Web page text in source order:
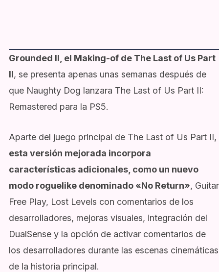
Grounded II, el Making-of de The Last of Us Part
II, se presenta apenas unas semanas después de
que Naughty Dog lanzara The Last of Us Part II:
Remastered para la PS5.
Aparte del juego principal de The Last of Us Part II,
esta versión mejorada incorpora
características adicionales, como un nuevo
modo roguelike denominado «No Return», Guitar
Free Play, Lost Levels con comentarios de los
desarrolladores, mejoras visuales, integración del
DualSense y la opción de activar comentarios de
los desarrolladores durante las escenas cinemáticas
de la historia principal.